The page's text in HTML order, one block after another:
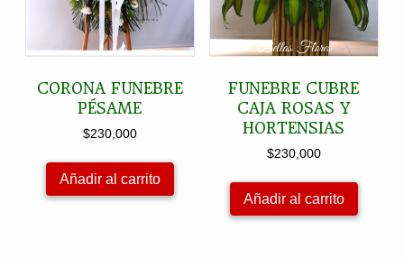
CORONA FUNEBRE
PÉSAME
$230,000
Añadir al carrito
FUNEBRE CUBRE
CAJA ROSAS Y
HORTENSIAS
$230,000
Añadir al carrito